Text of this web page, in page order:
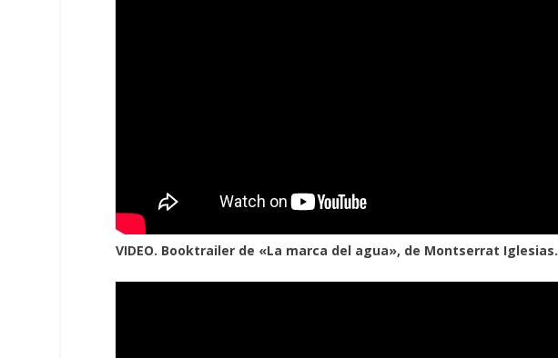
VIDEO. Booktrailer de «La marca del agua», de Montserrat Iglesias.